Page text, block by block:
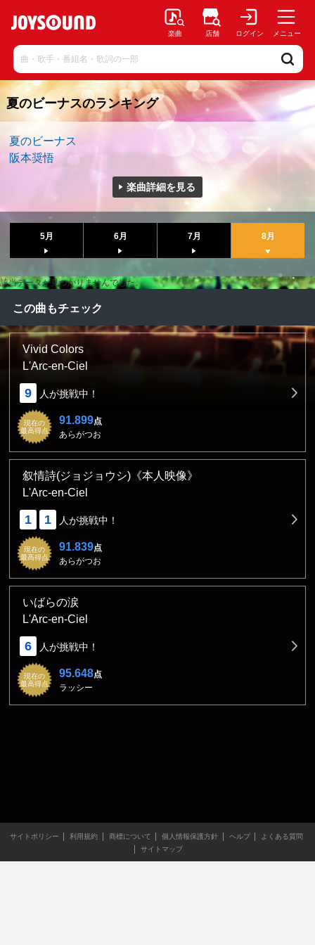
楽曲 店舗 ログイン メニュー
夏のビーナスのランキング
夏のビーナス
阪本奨悟
楽曲詳細を見る
5月 6月 7月 8月
該当データが見つかりませんでした。
この曲もチェック
Vivid Colors
L'Arc-en-Ciel
9 人が挑戦中！
現在の
最高得点
91.899点
あらがつお
叙情詩(ジョジョウシ)《本人映像》
L'Arc-en-Ciel
1 1 人が挑戦中！
現在の
最高得点
91.839点
あらがつお
いばらの涙
L'Arc-en-Ciel
6 人が挑戦中！
現在の
最高得点
95.648点
ラッシー
サイトポリシー 利用規約 商標について 個人情報保護方針 ヘルプ
よくある質問
サイトマップ